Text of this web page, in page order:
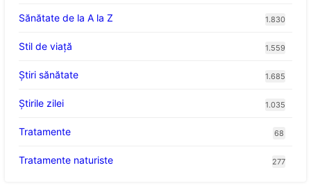
Sănătate de la A la Z 1.830
Stil de viaţă 1.559
Ştiri sănătate 1.685
Știrile zilei 1.035
Tratamente 68
Tratamente naturiste 277